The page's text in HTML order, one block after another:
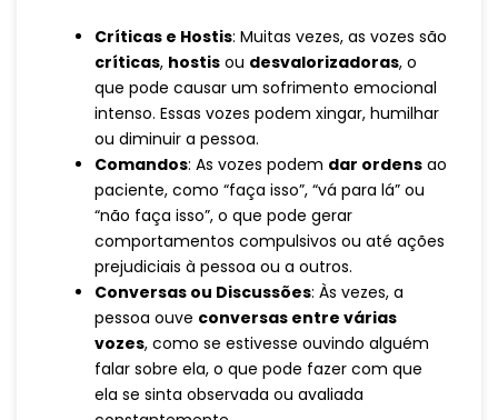
Críticas e Hostis: Muitas vezes, as vozes são
críticas, hostis ou desvalorizadoras, o
que pode causar um sofrimento emocional
intenso. Essas vozes podem xingar, humilhar
ou diminuir a pessoa.
Comandos: As vozes podem dar ordens ao
paciente, como “faça isso”, “vá para lá” ou
“não faça isso”, o que pode gerar
comportamentos compulsivos ou até ações
prejudiciais à pessoa ou a outros.
Conversas ou Discussões: Às vezes, a
pessoa ouve conversas entre várias
vozes, como se estivesse ouvindo alguém
falar sobre ela, o que pode fazer com que
ela se sinta observada ou avaliada